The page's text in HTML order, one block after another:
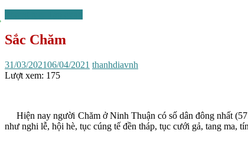
Sắc Chăm
31/03/202106/04/2021 thanhdiavnh
Lượt xem: 175
Hiện nay người Chăm ở Ninh Thuận có số dân đông nhất
như nghi lễ, hội hè, tục cúng tế đền tháp, tục cưới gả, tang ma,